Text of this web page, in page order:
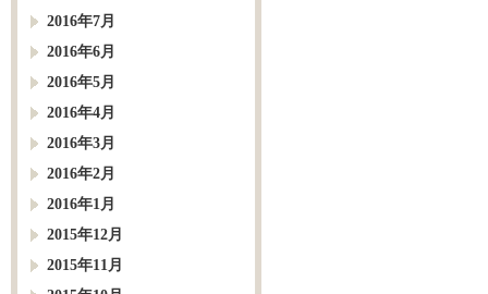
2016年7月
2016年6月
2016年5月
2016年4月
2016年3月
2016年2月
2016年1月
2015年12月
2015年11月